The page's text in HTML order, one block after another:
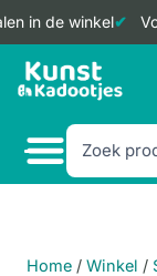
in de winkel
Doorgaan
naar
Home / Winkel /